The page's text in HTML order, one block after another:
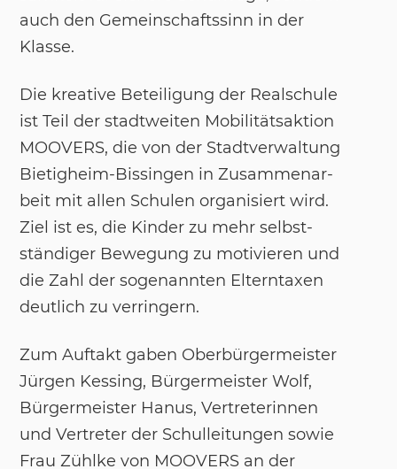
auch den Ge­mein­schafts­sinn in der
Klas­se.
Die krea­ti­ve Be­tei­li­gung der Re­al­schu­le
ist Teil der stadt­wei­ten Mo­bi­litäts­ak­ti­on
MOO­VERS, die von der Stadt­ver­wal­tung
Bie­tig­heim-Bis­sin­gen in Zu­sam­men­ar­
beit mit al­len Schu­len or­ga­ni­siert wird.
Ziel ist es, die Kin­der zu mehr selbst­
stän­di­ger Be­we­gung zu mo­ti­vie­ren und
die Zahl der so­ge­nann­ten El­tern­ta­xen
deut­lich zu ver­rin­gern.
Zum Auf­takt ga­ben Ober­bür­ger­meis­ter
Jür­gen Kes­sing, Bür­ger­meis­ter Wolf,
Bür­ger­meis­ter Ha­nus, Ver­tre­te­rin­nen
und Ver­tre­ter der Schul­lei­tun­gen so­wie
Frau Zühl­ke von MOO­VERS an der